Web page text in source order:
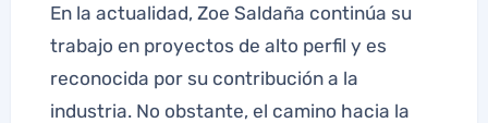
En la actualidad, Zoe Saldaña continúa su
trabajo en proyectos de alto perfil y es
reconocida por su contribución a la
industria. No obstante, el camino hacia la